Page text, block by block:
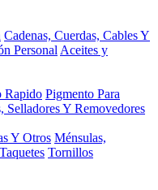
Cadenas, Cuerdas, Cables Y
Personal Aceites y
Rapido Pigmento Para
Selladores Y Removedores
Y Otros Ménsulas,
Taquetes Tornillos